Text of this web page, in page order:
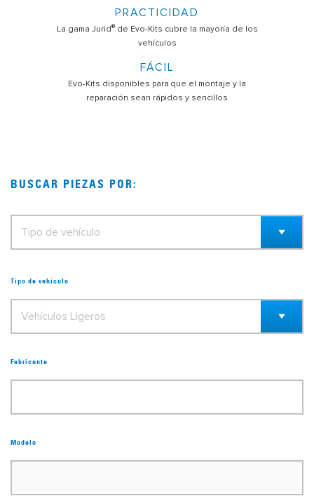
PRACTICIDAD
La gama Jurid®de Evo-Kits cubre la mayoría de los
vehículos
FÁCIL
Evo-Kits disponibles para que el montaje y la
reparación sean rápidos y sencillos
BUSCAR PIEZAS POR:
Tipo de vehículo
Fabricante
Modelo